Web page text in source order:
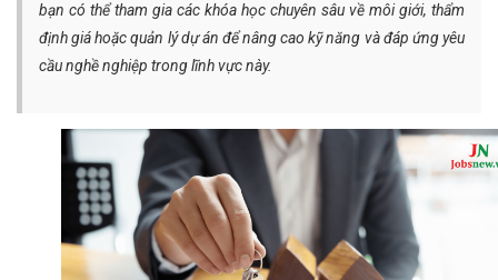
bạn có thể tham gia các khóa học chuyên sâu về môi giới, thẩm
định giá hoặc quản lý dự án để nâng cao kỹ năng và đáp ứng yêu
cầu nghề nghiệp trong lĩnh vực này.